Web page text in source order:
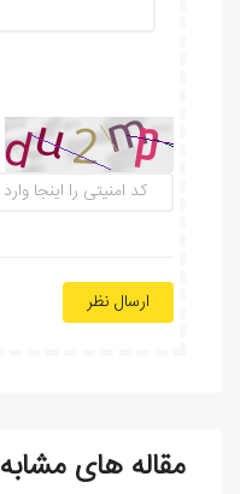
ارسال نظر
مقاله های مشابه